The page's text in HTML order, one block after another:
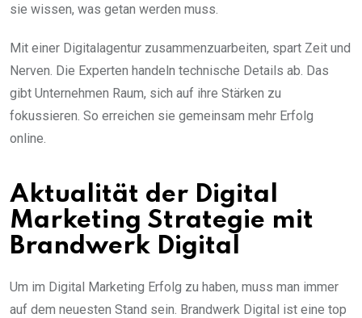
sie wissen, was getan werden muss.
Mit einer Digitalagentur zusammenzuarbeiten, spart Zeit und
Nerven. Die Experten handeln technische Details ab. Das
gibt Unternehmen Raum, sich auf ihre Stärken zu
fokussieren. So erreichen sie gemeinsam mehr Erfolg
online.
Aktualität der Digital
Marketing Strategie mit
Brandwerk Digital
Um im Digital Marketing Erfolg zu haben, muss man immer
auf dem neuesten Stand sein. Brandwerk Digital ist eine top